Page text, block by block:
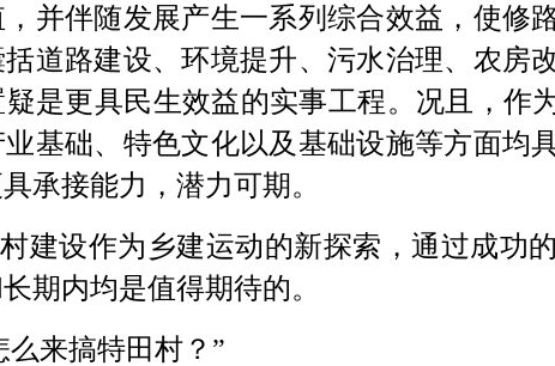
，并伴随发展产生一系列综合效益，使修
道路建设、环境提升、污水治理、农房
是更具民生效益的实事工程。况且，作
基础、特色文化以及基础设施等方面均
承接能力，潜力可期。
建设作为乡建运动的新探索，通过成功
期内均是值得期待的。
么来搞特田村？”